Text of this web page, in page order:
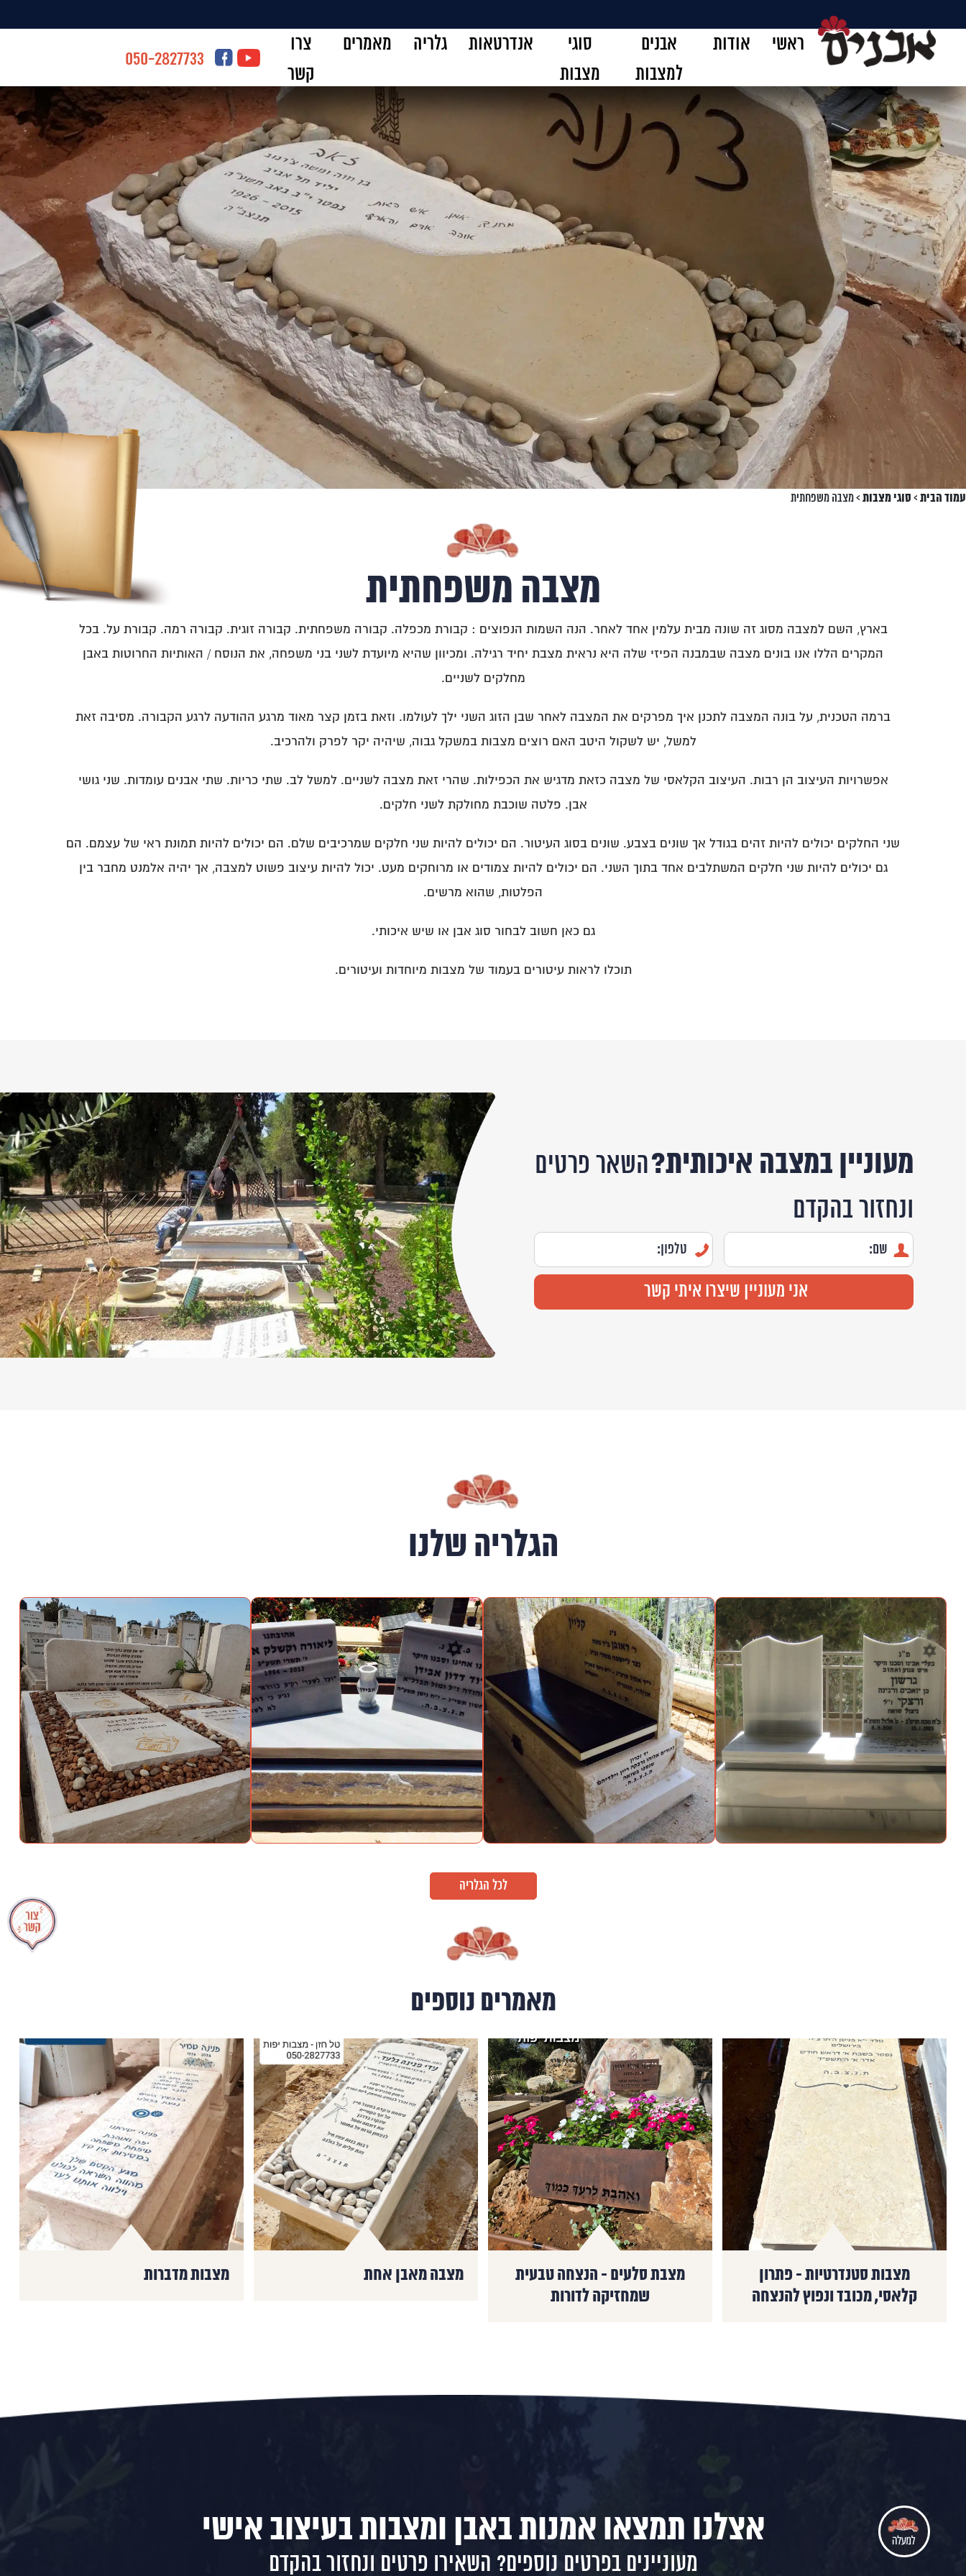
ראשי אודות
אבנים
למצבות
סוגי
מצבות
אנדרטאות גלריה מאמרים
צרו
קשר
050-2827733
עמוד הבית > סוגי מצבות >מצבה משפחתית
מצבה משפחתית
בארץ, השם למצבה מסוג זה שונה מבית עלמין אחד לאחר. הנה השמות הנפוצים : קבורת מכפלה. קבורה משפחתית. קבורה זוגית. קבורה רמה. קבורת על. בכל
המקרים הללו אנו בונים מצבה שבמבנה הפיזי שלה היא נראית מצבת יחיד רגילה. ומכיוון שהיא מיועדת לשני בני משפחה, את הנוסח / האותיות החרוטות באבן
מחלקים לשניים.
ברמה הטכנית, על בונה המצבה לתכנן איך מפרקים את המצבה לאחר שבן הזוג השני ילך לעולמו. וזאת בזמן קצר מאוד מרגע ההודעה לרגע הקבורה. מסיבה זאת
למשל, יש לשקול היטב האם רוצים מצבות במשקל גבוה, שיהיה יקר לפרק ולהרכיב.
אפשרויות העיצוב הן רבות. העיצוב הקלאסי של מצבה כזאת מדגיש את הכפילות. שהרי זאת מצבה לשניים. למשל לב. שתי כריות. שתי אבנים עומדות. שני גושי
אבן. פלטה שוכבת מחולקת לשני חלקים.
שני החלקים יכולים להיות זהים בגודל אך שונים בצבע. שונים בסוג העיטור. הם יכולים להיות שני חלקים שמרכיבים שלם. הם יכולים להיות תמונת ראי של עצמם. הם
גם יכולים להיות שני חלקים המשתלבים אחד בתוך השני. הם יכולים להיות צמודים או מרוחקים מעט. יכול להיות עיצוב פשוט למצבה, אך יהיה אלמנט מחבר בין
הפלטות, שהוא מרשים.
גם כאן חשוב לבחור סוג אבן או שיש איכותי.
תוכלו לראות עיטורים בעמוד של מצבות מיוחדות ועיטורים.
מעוניין במצבה איכותית?השאר פרטים
ונחזור בהקדם
הגלריה שלנו
לכל הגלריה
מאמרים נוספים
מצבות סטנדרטיות - פתרון
קלאסי, מכובד ונפוץ להנצחה
מצבת סלעים - הנצחה טבעית
שמחזיקה לדורות
מצבה מאבן אחת מצבות מדברות
אצלנו תמצאו אמנות באבן ומצבות בעיצוב אישי
מעוניינים בפרטים נוספים? השאירו פרטים ונחזור בהקדם